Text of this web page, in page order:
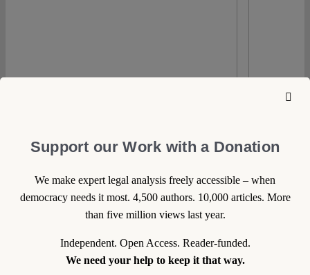
Support our Work with a Donation
We make expert legal analysis freely accessible – when
democracy needs it most. 4,500 authors. 10,000 articles. More
than five million views last year.
Independent. Open Access. Reader-funded.
We need your help to keep it that way.